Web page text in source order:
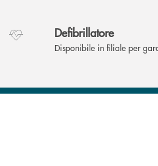
Defibrillatore
Disponibile in filiale per